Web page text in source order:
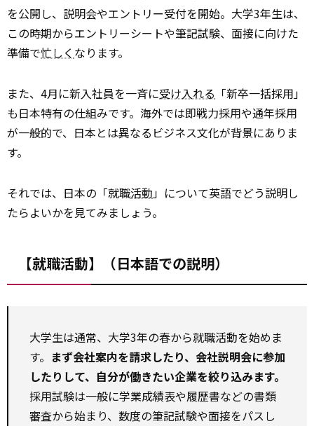
を公開し、説明会やエントリー受付を開始。大学3年生は、
この時期からエントリーシートや筆記試験、面接に向けた
準備で忙しく なります。
また、4月に新入社員を一斉に受け入れる 「新卒一括採用」
も日本特有の仕組みです。海外では即戦力採用や通年採用
が一般的で、日本とは異なるビジネス文化が背景にありま
す。
それでは、日本の「就職活動」について英語でどう説明し
たらよいかを見てみましょう。
【就職活動】（日本語での説明）
大学生は通常、大学3年の春から就職活動を始めま
す。 まず会社案内を請求したり、会社説明会に参加
したりして、自分が働きたい企業を絞り込みます。
採用試験は一般に学業成績表や履歴書などの書類
審査から始まり、数度の筆記試験や面接をパスし